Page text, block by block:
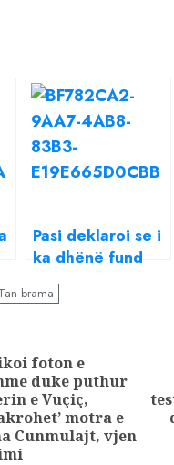
Pasi deklaroi se i
ka dhënë fund
miqësisë me të,
Atdhe Xharavina
Arjola Demirit
Tan brama
foton e
duke puthur
e Vuçiç,
motra e
Cunmulajt, vjen